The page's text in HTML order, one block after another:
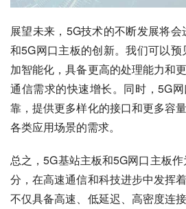
展望未来，5G技术的不断发展将
和5G网口主板的创新。我们可以
加智能化，具备更高的处理能力和
通信需求的快速增长。同时，5G
靠，提供更多样化的接口和更多容
各类应用场景的需求。
总之，5G基站主板和5G网口主板
分，在高速通信和科技进步中发挥
不仅具备高速、低延迟、高密度连